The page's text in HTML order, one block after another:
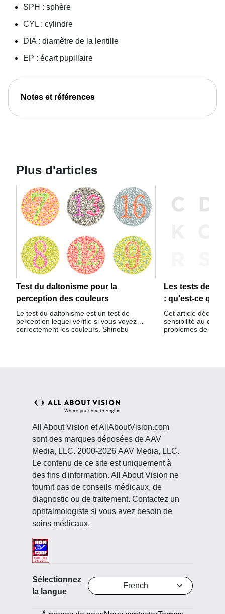
SPH : sphère
CYL : cylindre
DIA : diamètre de la lentille
EP : écart pupillaire
Notes et références
Plus d'articles
Test du daltonisme pour la
perception des couleurs
Le test du daltonisme est un test de
perception lequel vérifie si vous voyez
correctement les couleurs. Shinobu
Les tests de
: qu’est-ce que
Cet article décrit
sensibilité au
problèmes de
All About Vision et AllAboutVision.com
sont des marques déposées de AAV
Media, LLC. 2000-2026 AAV Media, LLC.
Le contenu de ce site est uniquement à
des fins d'information. All About Vision ne
fournit pas de conseils médicaux, de
diagnostic ou de traitement. Contactez un
ophtalmologiste si vous avez besoin de
soins médicaux.
Sélectionnez
la langue
French